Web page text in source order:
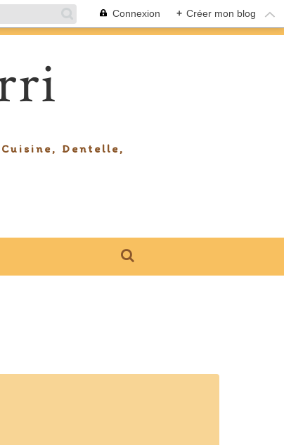
Connexion + Créer mon blog
Dentelle,